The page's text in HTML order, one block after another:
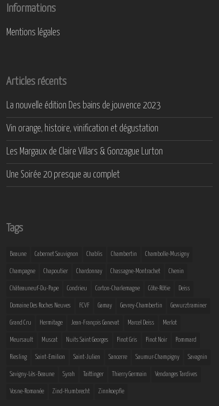
Informations
Mentions légales
Articles récents
La nouvelle édition Des bains de jouvence 2023
Vin orange, histoire, vinification et dégustation
Les Margaux de Claire Villars & Gonzague Lurton
Une Soirée 20 presque au complet
Tags
Beaune Cabernet Sauvignon Chablis Chambertin Chambolle-Musigny
Champagne Chapoutier Chardonnay Chassagne-Montrachet Chenin
Châteauneuf-Du-Pape Condrieu Corton-Charlemagne Côte-Rôtie Deiss
Domaine Des Roches Neuves FCVF Gamay Gevrey-Chambertin Gewurztraminer
Grand Cru Hermitage Jean-François Ganevat Marcel Deiss Merlot
Meursault Muscat Nuits Saint Georges Pinot Gris Pinot Noir Pommard
Riesling Saint-Emilion Saint-Julien Sancerre Saumur-Champigny Savagnin
Savigny-Lès-Beaune Syrah Taittinger Thierry Germain Vendanges Tardives
Vosne-Romanée Zind-Humbrecht Zinnkoepfle